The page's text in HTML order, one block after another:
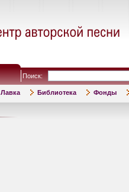
Поиск:
Лавка Библиотека Фонды